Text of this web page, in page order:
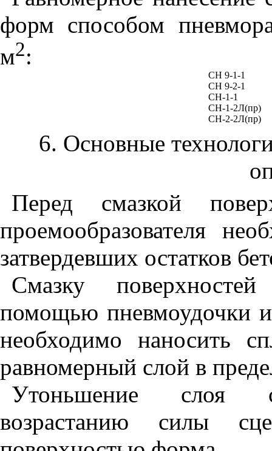
форм способом
м2:
СН 9-1-1
СН 9-2-1
CH-1-1
СН-1-2Л(пр)
СН-2-2Л(пр)
6. Основные
Перед смазкой
проемообразователя
затвердевших остатков
Смазку
помощью пневмоудочки
необходимо наносить
равномерный слой в
Утоньшение слоя
возрастанию силы